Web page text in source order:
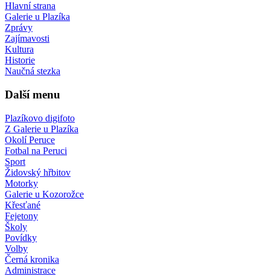
Hlavní strana
Galerie u Plazíka
Zprávy
Zajímavosti
Kultura
Historie
Naučná stezka
Další menu
Plazíkovo digifoto
Z Galerie u Plazíka
Okolí Peruce
Fotbal na Peruci
Sport
Židovský hřbitov
Motorky
Galerie u Kozorožce
Křesťané
Fejetony
Školy
Povídky
Volby
Černá kronika
Administrace